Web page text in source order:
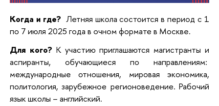
Когда и где? Летняя школа состоится в период с 1
по 7 июля 2025 года в очном формате в Москве.
Для кого? К участию приглашаются магистранты и
аспиранты, обучающиеся по направлениям:
международные отношения, мировая экономика,
политология, зарубежное регионоведение. Рабочий
язык школы – английский.